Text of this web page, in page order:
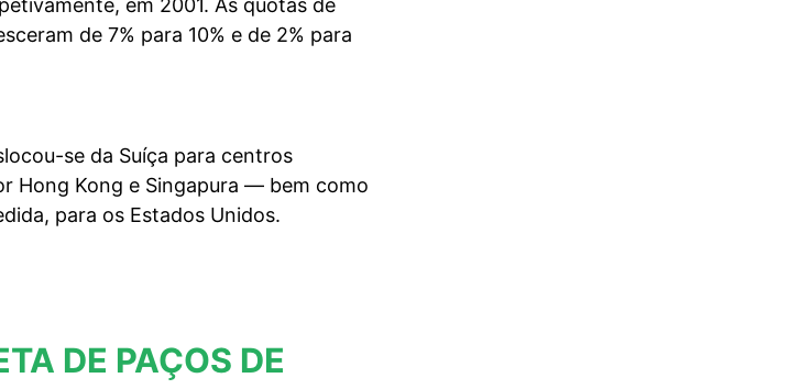
em 2001. As quotas de
de 7% para 10% e de 2% para
se da Suíça para centros
Hong Kong e Singapura — bem como
para os Estados Unidos.
DE PAÇOS DE